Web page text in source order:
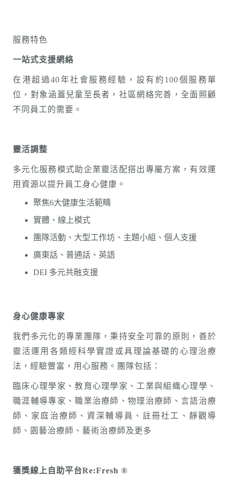
服務特色
一站式支援網絡
在港超過40年社會服務經驗，設有約100個服務單
位，對象涵蓋兒童至長者，社區網絡完善，全面照顧
不同員工的需要。
靈活調整
多元化服務模式助企業靈活配搭出專屬方案，有效運
用資源以提升員工身心健康。
聚焦6大健康生活範疇
實體、線上模式
團隊活動、大型工作坊、主題小組、個人支援
廣東話、普通話、英語
DEI 多元共融支援
身心健康專家
我們多元化的專業團隊，秉持安全可靠的原則，善於
靈活運用各類經科學實證或具理論基礎的心理治療
法，經驗豐富，用心服務。團隊包括：
臨床心理學家、教育心理學家、工業與組織心理學、
職涯輔導專家、職業治療師、物理治療師、言語治療
師、家庭治療師、資深輔導員、註冊社工、靜觀導
師、園藝治療師、藝術治療師及更多
獲獎線上自助平台Re:Fresh ®